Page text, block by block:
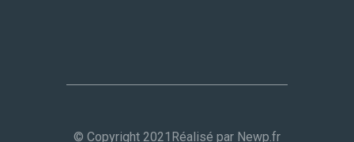
© Copyright 2021 Réalisé par Newp.fr